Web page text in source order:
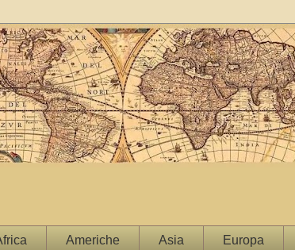
Americhe Asia Europa